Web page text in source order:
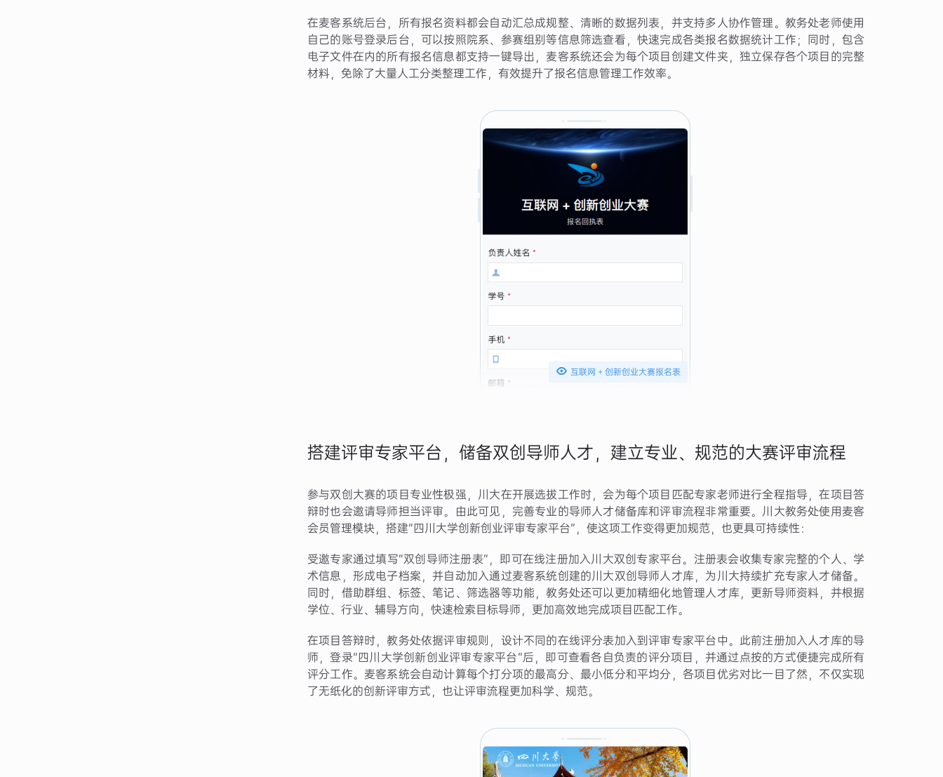
在麦客系统后台，所有报名资料都会自动汇总成规整、清晰的数据列表，并支持多人协作管理。教务处老师使用
自己的账号登录后台，可以按照院系、参赛组别等信息筛选查看，快速完成各类报名数据统计工作；同时，包含
电子文件在内的所有报名信息都支持一键导出，麦客系统还会为每个项目创建文件夹，独立保存各个项目的完整
材料，免除了大量人工分类整理工作，有效提升了报名信息管理工作效率。
 互联网 + 创新创业大赛报名表
搭建评审专家平台，储备双创导师人才，建立专业、规范的大赛评审流程
参与双创大赛的项目专业性极强，川大在开展选拔工作时，会为每个项目匹配专家老师进行全程指导，在项目答
辩时也会邀请导师担当评审。由此可见，完善专业的导师人才储备库和评审流程非常重要。川大教务处使用麦客
会员管理模块，搭建“四川大学创新创业评审专家平台”，使这项工作变得更加规范，也更具可持续性：
受邀专家通过填写“双创导师注册表”，即可在线注册加入川大双创专家平台。注册表会收集专家完整的个人、学
术信息，形成电子档案，并自动加入通过麦客系统创建的川大双创导师人才库，为川大持续扩充专家人才储备。
同时，借助群组、标签、笔记、筛选器等功能，教务处还可以更加精细化地管理人才库，更新导师资料，并根据
学位、行业、辅导方向，快速检索目标导师，更加高效地完成项目匹配工作。
在项目答辩时，教务处依据评审规则，设计不同的在线评分表加入到评审专家平台中。此前注册加入人才库的导
师，登录“四川大学创新创业评审专家平台”后，即可查看各自负责的评分项目，并通过点按的方式便捷完成所有
评分工作。麦客系统会自动计算每个打分项的最高分、最小低分和平均分，各项目优劣对比一目了然，不仅实现
了无纸化的创新评审方式，也让评审流程更加科学、规范。